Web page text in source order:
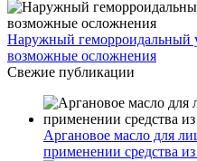
Наружный геморроидальный
возможные осложнения
Свежие публикации
Аргановое масло для
применении средства